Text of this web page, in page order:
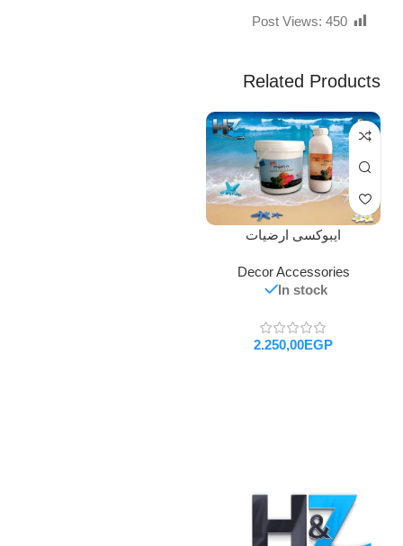
Post Views: 450
Related Products
ايبوكسى ارضيات
Decor Accessories
In stock
EGP